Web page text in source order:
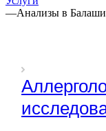
—Анализы в